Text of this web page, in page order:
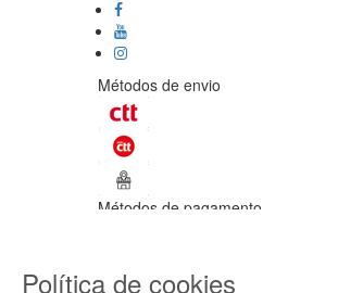
Métodos de envio
Métodos de pagamento
Todos os direitos reservados / Salvo
Política de cookies